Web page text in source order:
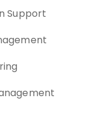
Support